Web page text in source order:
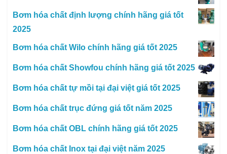
Bơm hóa chất định lượng chính hãng giá tốt
2025
Bơm hóa chất Wilo chính hãng giá tốt 2025
Bơm hóa chất Showfou chính hãng giá tốt 2025
Bơm hóa chất tự mồi tại đại việt giá tốt 2025
Bơm hóa chất trục đứng giá tốt năm 2025
Bơm hóa chất OBL chính hãng giá tốt 2025
Bơm hóa chất Inox tại đại việt năm 2025